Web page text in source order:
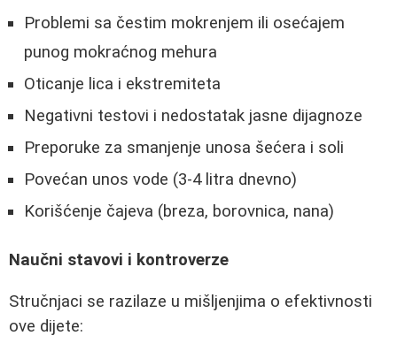
Problemi sa čestim mokrenjem ili osećajem
punog mokraćnog mehura
Oticanje lica i ekstremiteta
Negativni testovi i nedostatak jasne dijagnoze
Preporuke za smanjenje unosa šećera i soli
Povećan unos vode (3-4 litra dnevno)
Korišćenje čajeva (breza, borovnica, nana)
Naučni stavovi i kontroverze
Stručnjaci se razilaze u mišljenjima o efektivnosti
ove dijete: